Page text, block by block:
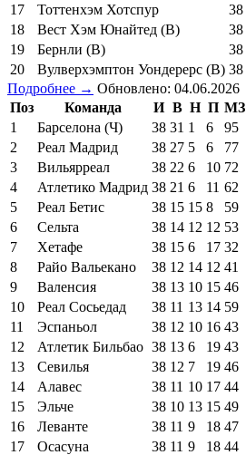
17
Тоттенхэм Хотспур 38
18
Вест Хэм Юнайтед (В) 38
19
Бернли (В) 38
20
Вулверхэмптон Уондерерс (В) 38
Подробнее → Обновлено: 04.06.2026
Поз
Команда И В Н П МЗ
1
Барселона (Ч) 38 31 1 6 95
2
Реал Мадрид 38 27 5 6 77
3
Вильярреал 38 22 6 10 72
4
Атлетико Мадрид 38 21 6 11 62
5
Реал Бетис 38 15 15 8 59
6
Сельта 38 14 12 12 53
7
Хетафе 38 15 6 17 32
8
Райо Вальекано 38 12 14 12 41
9
Валенсия 38 13 10 15 46
10
Реал Сосьедад 38 11 13 14 59
11
Эспаньол 38 12 10 16 43
12
Атлетик Бильбао 38 13 6 19 43
13
Севилья 38 12 7 19 46
14
Алавес 38 11 10 17 44
15
Эльче 38 10 13 15 49
16
Леванте 38 11 9 18 47
17
Осасуна 38 11 9 18 44